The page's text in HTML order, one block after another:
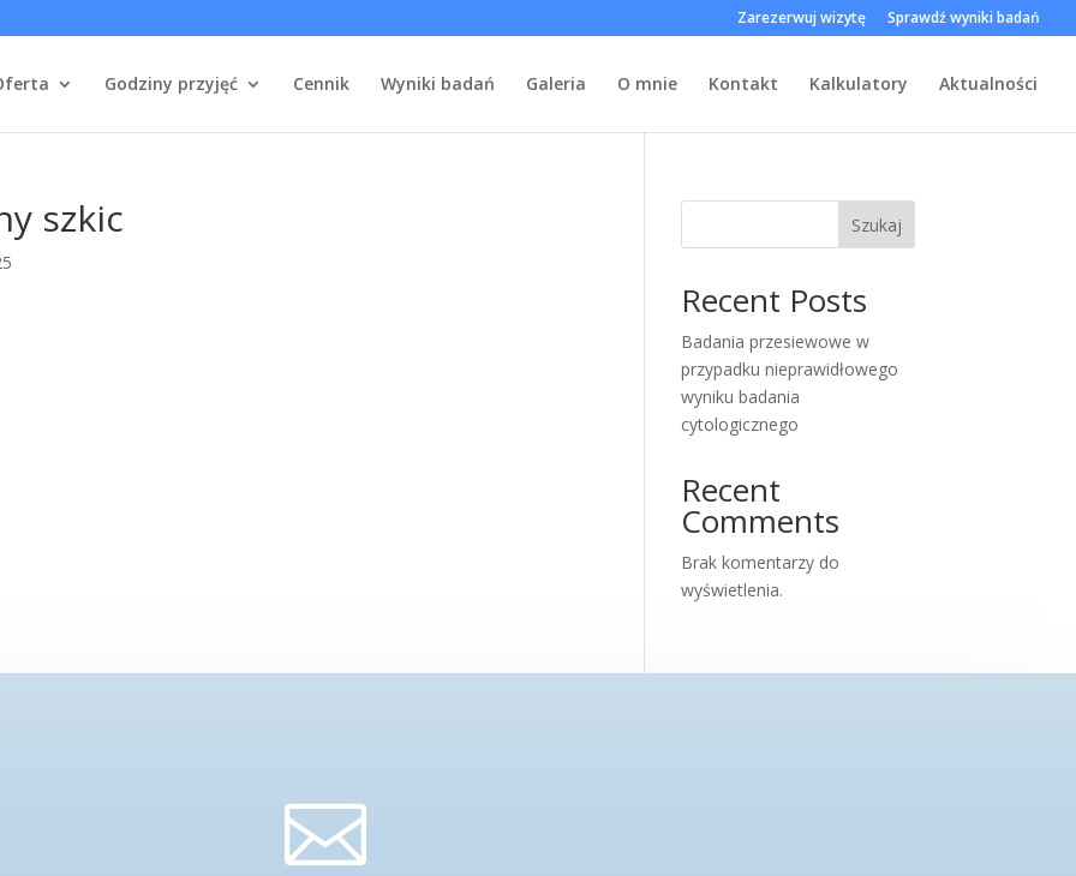
Zarezerwuj wizytę Sprawdź wyniki badań
Godziny przyjęć Cennik Wyniki badań Galeria O mnie Kontakt Kalkulatory Aktualności
szkic Szukaj
Recent Posts
Badania przesiewowe w
przypadku nieprawidłowego
wyniku badania
cytologicznego
Recent
Comments
Brak komentarzy do
wyświetlenia.
